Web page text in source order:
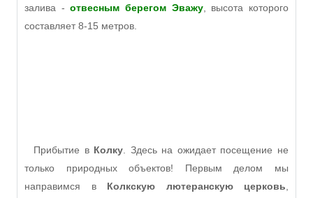
залива -отвесным берегом Эважу, высота которого
составляет 8-15 метров.
Прибытие в Колку . Здесь на ожидает посещение не
только природных объектов! Первым делом мы
направимся в Колкскую лютеранскую церковь